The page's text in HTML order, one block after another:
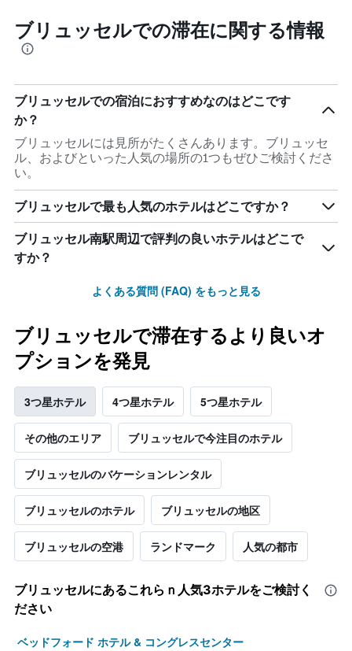
ブリュッセルでの滞在に関する情報
ブリュッセルでの宿泊におすすめなのはどこです
か？
ブリュッセルには見所がたくさんあります。ブリュッセ
ル、およびといった人気の場所の1つもぜひご検討くださ
い。
ブリュッセルで最も人気のホテルはどこですか？
ブリュッセル南駅周辺で評判の良いホテルはどこで
すか？
よくある質問 (FAQ) をもっと見る
ブリュッセルで滞在するより良いオ
プションを発見
3つ星ホテル 4つ星ホテル 5つ星ホテル
その他のエリア ブリュッセルで今注目のホテル
ブリュッセルのバケーションレンタル
ブリュッセルのホテル ブリュッセルの地区
ブリュッセル​の空港 ランドマーク 人気の都市
ブリュッセル​にあるこれらｎ人気3ホテルをご検討く
ださい
ベッドフォード ホテル & コングレスセンター